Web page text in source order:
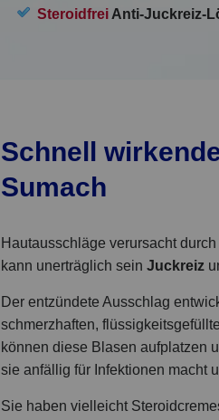
Steroidfrei Anti-Juckreiz-
Schnell
Sumach
Hautausschläge verursacht durch
kann unerträglich sein Juckreiz
Der entzündete Ausschlag
schmerzhaften,
können diese Blasen aufplatzen
sie anfällig für Infektionen macht
Sie haben vielleicht